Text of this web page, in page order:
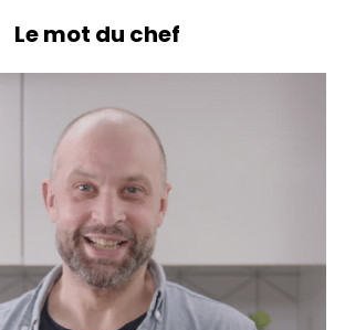
Le mot du chef